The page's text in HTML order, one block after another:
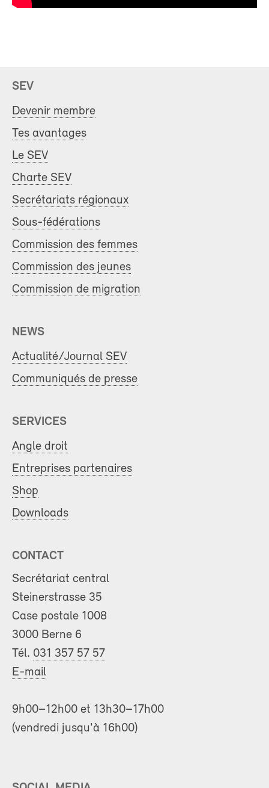
SEV
Devenir membre
Tes avantages
Le SEV
Charte SEV
Secrétariats régionaux
Sous-fédérations
Commission des femmes
Commission des jeunes
Commission de migration
NEWS
Actualité/Journal SEV
Communiqués de presse
SERVICES
Angle droit
Entreprises partenaires
Shop
Downloads
CONTACT
Secrétariat central
Steinerstrasse 35
Case postale 1008
3000 Berne 6
Tél. 031 357 57 57
E-mail
9h00–12h00 et 13h30–17h00
(vendredi jusqu'à 16h00)